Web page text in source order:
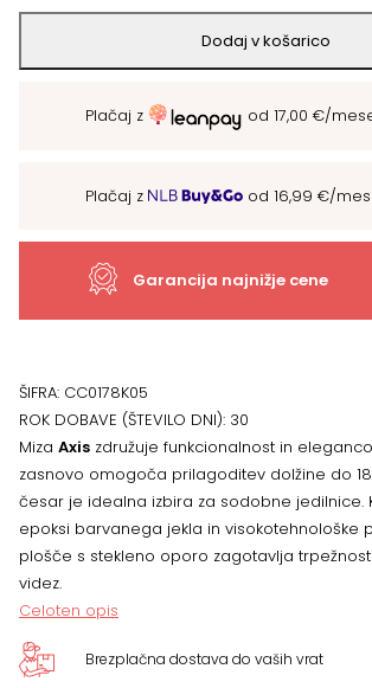
pravokotna
jedilniška
Dodaj v košarico
Plačaj z od 17,00 €/
Plačaj z od 16,99 €/
Garancija najnižje cene
ŠIFRA: CC0178K05
ROK DOBAVE (ŠTEVILO DNI): 30
Miza Axis združuje funkcionalnost in
zasnovo omogoča prilagoditev dolžine do
česar je idealna izbira za sodobne jedilnice.
epoksi barvanega jekla in visokotehnološke
plošče s stekleno oporo zagotavlja
videz.
Celoten opis
Brezplačna dostava do vaših vrat